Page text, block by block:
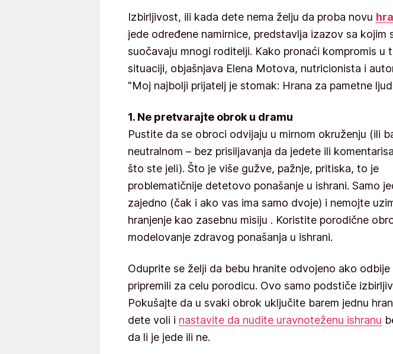
Izbirljivost, ili kada dete nema želju da proba novu
jede određene namirnice, predstavlja izazov sa kojim
suočavaju mnogi roditelji. Kako pronaći kompromis u
situaciji, objašnjava Elena Motova, nutricionista i
"Moj najbolji prijatelj je stomak: Hrana za pametne
1. Ne pretvarajte obrok u dramu
Pustite da se obroci odvijaju u mirnom okruženju (ili
neutralnom – bez prisiljavanja da jedete ili
što ste jeli). Što je više gužve, pažnje, pritiska, to je
problematičnije detetovo ponašanje u ishrani. Samo
zajedno (čak i ako vas ima samo dvoje) i nemojte
hranjenje kao zasebnu misiju . Koristite porodične
modelovanje zdravog ponašanja u ishrani.
Oduprite se želji da bebu hranite odvojeno ako
pripremili za celu porodicu. Ovo samo podstiče
Pokušajte da u svaki obrok uključite barem jednu
dete voli i nastavite da nudite uravnoteženu ishranu
da li je jede ili ne.